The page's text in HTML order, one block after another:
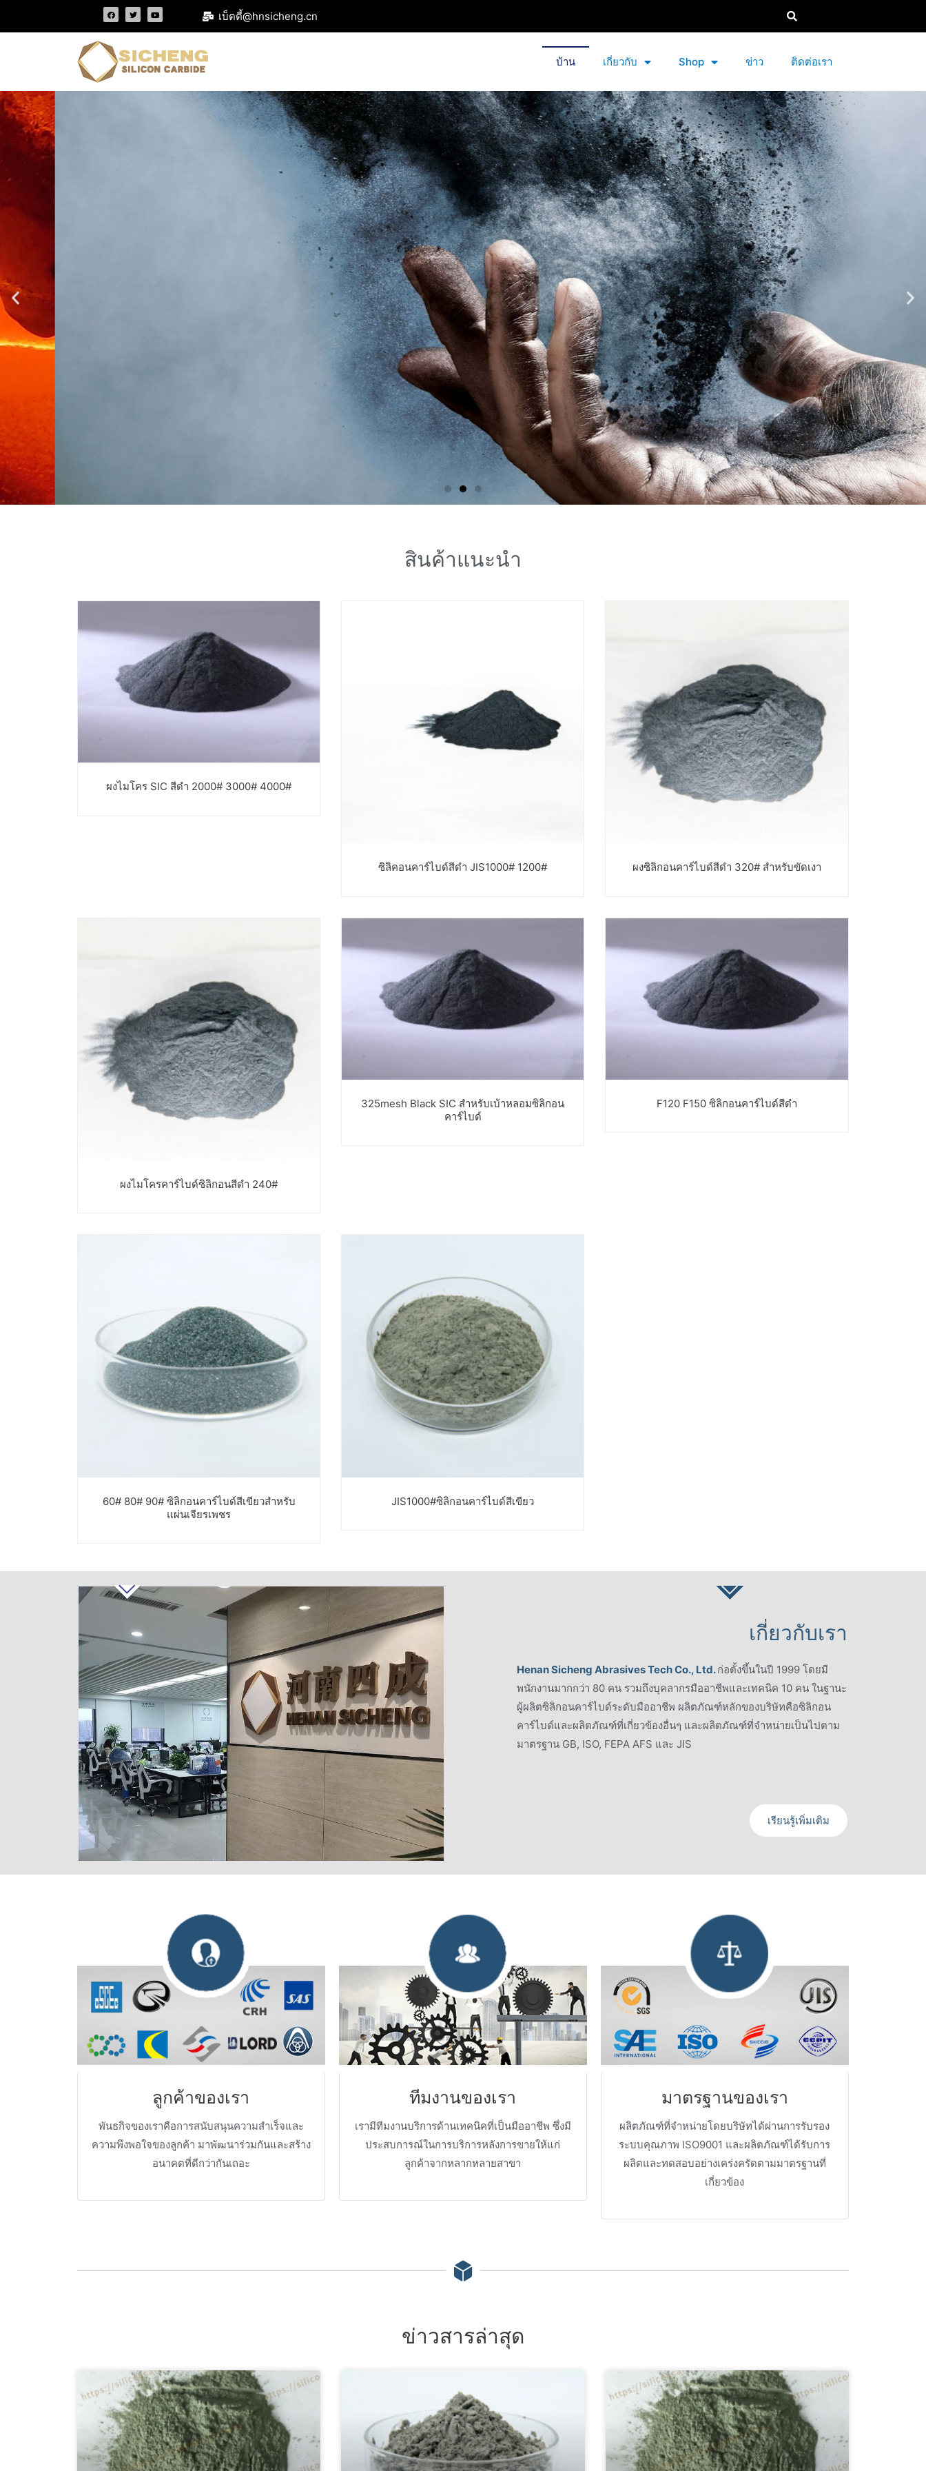
เบ็ตตี้@hnsicheng.cn
บ้าน เกี่ยวกับ Shop ข่าว ติดต่อเรา
เหอหนาน ซื่อเฉิง
ธุรกิจหลัก: ซิลิกอนคาร์ไบด์สีดำ, ทรายเศษส่วน - วัสดุทนไฟและโลหะวิทยา, ซิลิกอนคาร์ไบด์สีดำ, ผงซิลิกอน
คาร์ไบด์สีดำ, ซิลิกอนคาร์ไบด์สีเขียว, ทรายเศษส่วนซิลิกอนคาร์ไบด์สีเขียว, ซิลิกอนคาร์ไบด์สีเขียวกรวด, ผง
ไมโครซิลิกอนคาร์ไบด์สีเขียว
สินค้าแนะนำ
ผงไมโคร SIC สีดำ 2000# 3000# 4000#
ซิลิคอนคาร์ไบด์สีดำ JIS1000# 1200# ผงซิลิกอนคาร์ไบด์สีดำ 320# สำหรับขัดเงา
ผงไมโครคาร์ไบด์ซิลิกอนสีดำ 240#
325mesh Black SIC สำหรับเบ้าหลอมซิลิกอน
คาร์ไบด์
F120 F150 ซิลิกอนคาร์ไบด์สีดำ
60# 80# 90# ซิลิกอนคาร์ไบด์สีเขียวสำหรับ
แผ่นเจียรเพชร
JIS1000#ซิลิกอนคาร์ไบด์สีเขียว
เกี่ยวกับเรา
Henan Sicheng Abrasives Tech Co., Ltd. ก่อตั้งขึ้นในปี 1999 โดยมี
พนักงานมากกว่า 80 คน รวมถึงบุคลากรมืออาชีพและเทคนิค 10 คน ในฐานะ
ผู้ผลิตซิลิกอนคาร์ไบด์ระดับมืออาชีพ ผลิตภัณฑ์หลักของบริษัทคือซิลิกอน
คาร์ไบด์และผลิตภัณฑ์ที่เกี่ยวข้องอื่นๆ และผลิตภัณฑ์ที่จำหน่ายเป็นไปตาม
มาตรฐาน GB, ISO, FEPA AFS และ JIS
เรียนรู้เพิ่มเติม
ลูกค้าของเรา
พันธกิจของเราคือการสนับสนุนความสำเร็จและ
ความพึงพอใจของลูกค้า มาพัฒนาร่วมกันและสร้าง
อนาคตที่ดีกว่ากันเถอะ
ทีมงานของเรา
เรามีทีมงานบริการด้านเทคนิคที่เป็นมืออาชีพ ซึ่งมี
ประสบการณ์ในการบริการหลังการขายให้แก่
ลูกค้าจากหลากหลายสาขา
มาตรฐานของเรา
ผลิตภัณฑ์ที่จำหน่ายโดยบริษัทได้ผ่านการรับรอง
ระบบคุณภาพ ISO9001 และผลิตภัณฑ์ได้รับการ
ผลิตและทดสอบอย่างเคร่งครัดตามมาตรฐานที่
เกี่ยวข้อง
ข่าวสารล่าสุด